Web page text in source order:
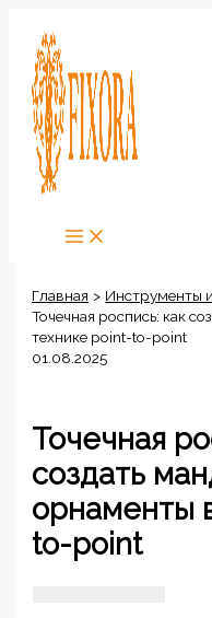
содержимому
Главная
Инструменты
Точечная роспись: как
технике point-to-point
01.08.2025
Точечная
создать
орнаменты
to-point